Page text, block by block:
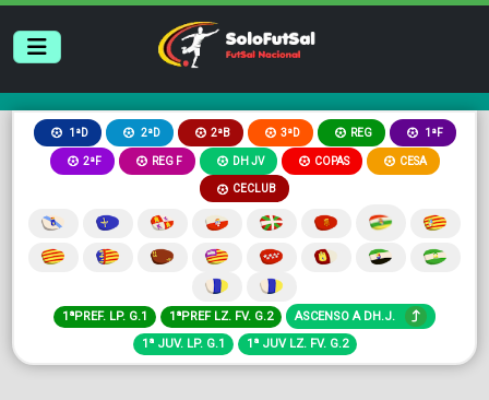
1ªD 2ªD 2ªB 3ªD REG 1ªF
2ªF REG F DH JV COPAS CESA
CECLUB
1ªPREF. LP. G.1 1ªPREF LZ. FV. G.2
ASCENSO A DH.J.
1ª JUV. LP. G.1
1ª JUV LZ. FV. G.2